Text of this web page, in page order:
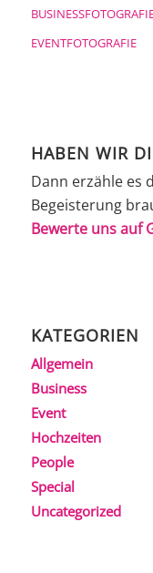
EVENTFOTOGRAFIE
HABEN WIR
Dann erzähle es
Begeisterung
Bewerte uns auf
KATEGORIEN
Allgemein
Business
Event
Hochzeiten
People
Special
Uncategorized